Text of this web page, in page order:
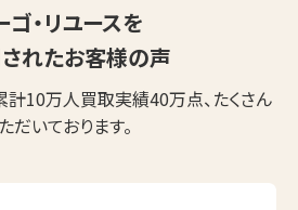
ゴ・リユースを
れたお客様の声
計10万人買取実績40万点、たくさん
いております。